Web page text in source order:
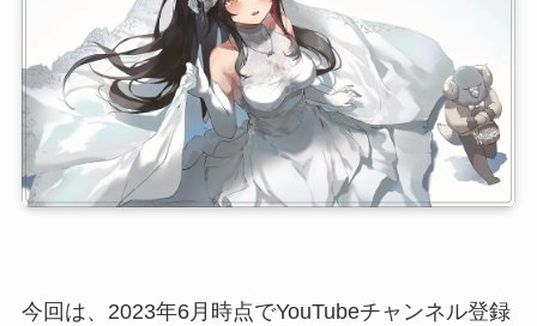
今回は、2023年6月時点でYouTubeチャンネル登録